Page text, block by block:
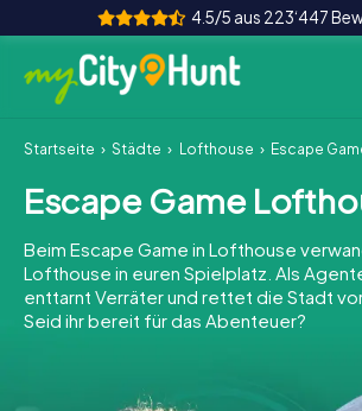
4.5/5 aus 223‘447
So funktioniert's
Städte
Touren
Teamevent
Startseite Städte Lofthouse Escape Game
Escape Game
Beim Escape Game in Lofthouse
Lofthouse in euren Spielplatz. Als
enttarnt Verräter und rettet die Stadt
Seid ihr bereit für das Abenteuer?